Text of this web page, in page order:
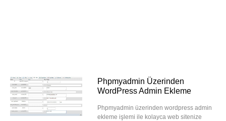
Phpmyadmin Üzerinden
WordPress Admin Ekleme
Phpmyadmin üzerinden wordpress admin
ekleme işlemi ile kolayca web sitenize